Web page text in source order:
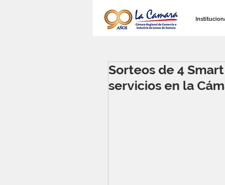
Sorteos de 4
servicios en la